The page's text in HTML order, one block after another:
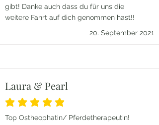
gibt! Danke auch dass du für uns die
weitere Fahrt auf dich genommen hast!!
20. September 2021
Laura & Pearl
durchschnittliches Rating ist 5 von 5
Top Ostheophatin/ Pferdetherapeutin!